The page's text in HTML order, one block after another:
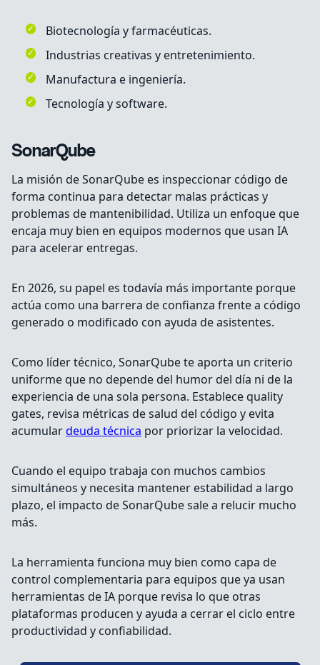
Biotecnología y farmacéuticas.
Industrias creativas y entretenimiento.
Manufactura e ingeniería.
Tecnología y software.
SonarQube
La misión de SonarQube es inspeccionar código de
forma continua para detectar malas prácticas y
problemas de mantenibilidad. Utiliza un enfoque que
encaja muy bien en equipos modernos que usan IA
para acelerar entregas.
En 2026, su papel es todavía más importante porque
actúa como una barrera de confianza frente a código
generado o modificado con ayuda de asistentes.
Como líder técnico, SonarQube te aporta un criterio
uniforme que no depende del humor del día ni de la
experiencia de una sola persona. Establece quality
gates, revisa métricas de salud del código y evita
acumulardeuda técnica por priorizar la velocidad.
Cuando el equipo trabaja con muchos cambios
simultáneos y necesita mantener estabilidad a largo
plazo, el impacto de SonarQube sale a relucir mucho
más.
La herramienta funciona muy bien como capa de
control complementaria para equipos que ya usan
herramientas de IA porque revisa lo que otras
plataformas producen y ayuda a cerrar el ciclo entre
productividad y confiabilidad.